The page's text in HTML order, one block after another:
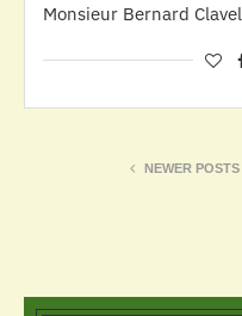
Monsieur Bernard Clavel
NEWER POSTS